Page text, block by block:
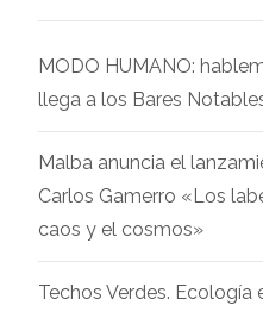
MODO HUMANO:
llega a los Bares
Malba anuncia el
Carlos Gamerro «Los
caos y el cosmos»
Techos Verdes. Ecología